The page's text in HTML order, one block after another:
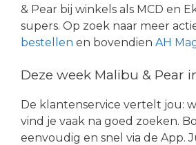
& Pear bij winkels als MCD en
supers. Op zoek naar meer
bestellen en bovendien AH
Deze week Malibu & Pear
De klantenservice vertelt jou:
vind je vaak na goed zoeken.
eenvoudig en snel via de App.